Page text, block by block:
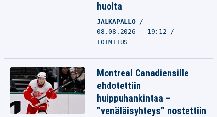
huolta
JALKAPALLO
08.08.2026 - 19:12
TOIMITUS
Montreal Canadiensille
ehdotettiin
huippuhankintaa –
”venäläisyhteys” nostettiin